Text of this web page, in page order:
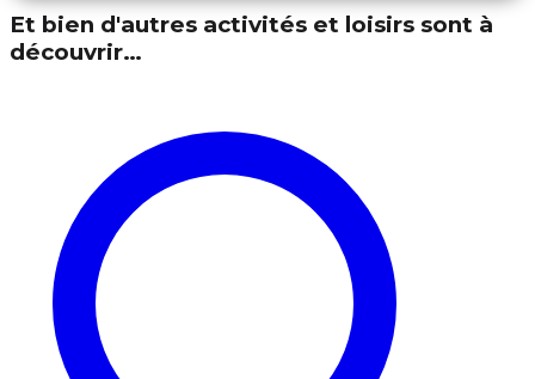
Et bien d'autres activités et loisirs sont à
découvrir…